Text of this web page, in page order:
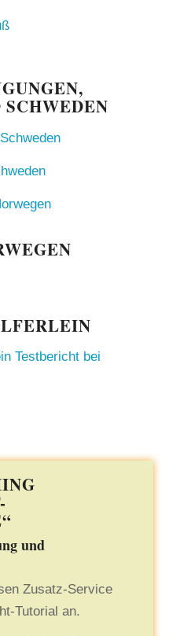
N
Testbericht bei
und
Zusatz-Service
Tutorial an.